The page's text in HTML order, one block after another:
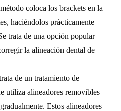
coloca los brackets en la
haciéndolos prácticamente
trata de una opción popular
la alineación dental de
de un tratamiento de
utiliza alineadores removibles
Estos alineadores